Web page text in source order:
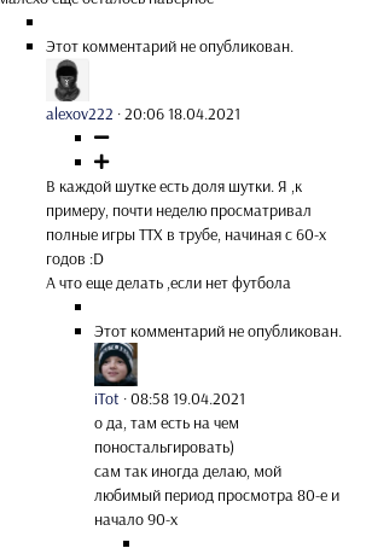
Этот комментарий не опубликован.
alexov222 ·20:06 18.04.2021
В каждой шутке есть доля шутки. Я ,к
примеру, почти неделю просматривал
полные игры ТТХ в трубе, начиная с 60-х
годов :D
А что еще делать ,если нет футбола
Этот комментарий не опубликован.
iTot ·08:58 19.04.2021
о да, там есть на чем
поностальгировать)
сам так иногда делаю, мой
любимый период просмотра 80-е и
начало 90-х